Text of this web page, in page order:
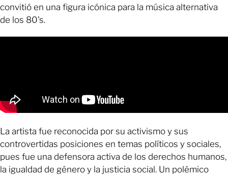
convitió en una figura icónica para la música alternativa
de los 80's.
La artista fue reconocida por su activismo y sus
controvertidas posiciones en temas políticos y sociales,
pues fue una defensora activa de los derechos humanos,
la igualdad de género y la justicia social. Un polémico